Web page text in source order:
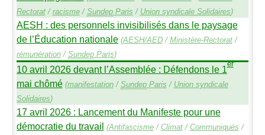
Rectorat/ racisme/ SundepParis / Union syndicale Solidaires)
AESH : des personnels invisibilisés dans le paysage
de l’Éducation nationale (AESH/AED/ Ministère-Rectorat/
rémunération/ SundepParis)
10 avril 2026 devant l’Assemblée : Défendons le 1er
mai chômé (manifestation/ SundepParis / Union syndicale
Solidaires)
17 avril 2026 : Lancement du Manifeste pour une
démocratie du travail (Antifascisme/ Climat/ Communiqués /